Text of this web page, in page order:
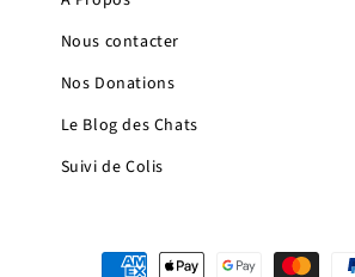
Nous contacter
Nos Donations
Le Blog des Chats
Suivi de Colis
Moyens